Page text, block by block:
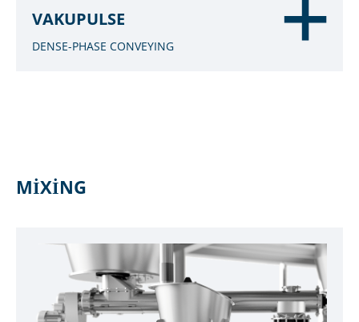
VAKUPULSE
DENSE-PHASE CONVEYING
MIXING